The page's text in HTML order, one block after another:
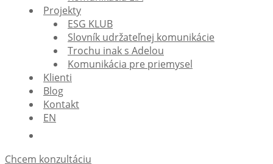
Projekty
ESG KLUB
Slovník udržateľnej komunikácie
Trochu inak s Adelou
Komunikácia pre priemysel
Klienti
Blog
Kontakt
EN
Chcem konzultáciu